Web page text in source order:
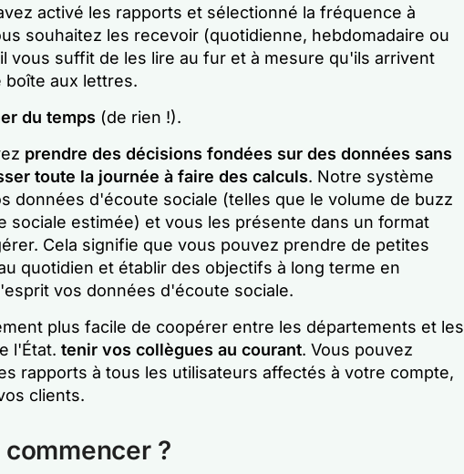
activé les rapports et sélectionné la fréquence à
souhaitez les recevoir (quotidienne, hebdomadaire ou
vous suffit de les lire au fur et à mesure qu'ils arrivent
boîte aux lettres.
du temps (de rien !).
prendre des décisions fondées sur des données sans
toute la journée à faire des calculs. Notre système
données d'écoute sociale (telles que le volume de buzz
sociale estimée) et vous les présente dans un format
Cela signifie que vous pouvez prendre de petites
quotidien et établir des objectifs à long terme en
vos données d'écoute sociale.
plus facile de coopérer entre les départements et les
l'État. tenir vos collègues au courant. Vous pouvez
rapports à tous les utilisateurs affectés à votre compte,
clients.
?